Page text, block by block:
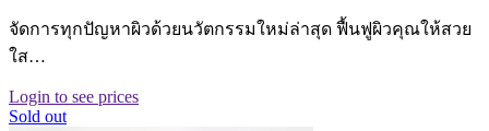
จัดการทุกปัญหาผิวด้วยนวัตกรรมใหม่ล่าสุด ฟื้นฟูผิวคุณให้สวย
ใส…
Login to see prices
Sold out